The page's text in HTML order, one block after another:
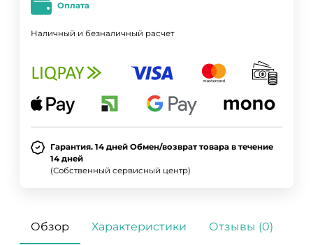
Оплата
Наличный и безналичный расчет
Гарантия. 14 дней Обмен/возврат товара в течение
14 дней
(Собственный сервисный центр)
Обзор Характеристики Отзывы (0)